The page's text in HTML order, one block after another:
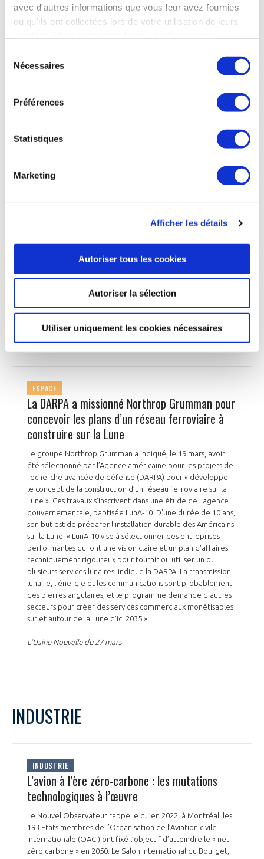
avec d'autres informations que vous leur avez fournies
ou qu'ils ont collectées lors de votre utilisation de leurs
Nécessaires
Préférences
Statistiques
Marketing
Afficher les détails
Autoriser tous les cookies
Autoriser la sélection
Utiliser uniquement les cookies nécessaires
dialogue avec Emmanuel Macron. Le président
d'Arianespace, Stéphane Israël, a précisé que la date de ce
La NASA a enregistré une accélération inédite
de la hausse du niveau des mers en 2023
hausse du niveau des mers en 2023 : 7,6 millimètres. En
comparaison, le rythme moyen sur les 5 dernières années
tendance a des racines plus profondes et devrait se
Copernicus, opéré par Eumetsat (coopération d’agences
météorologiques spatiales européennes), ont contribué à
européens (Sentinel-3A et 3B, ERS-1, 2, Envisat et CryoSat-2)
ont aussi été utilisées pour comparer la hausse pour les
océans des 2 hémisphères.
Le Figaro du 27 mars
ESPACE
La DARPA a missionné Northrop Grumman pour
concevoir les plans d’un réseau ferroviaire à
construire sur la Lune
Le groupe Northrop Grumman a indiqué, le 19 mars, avoir
été sélectionné par l’Agence américaine pour les projets de
recherche avancée de défense (DARPA) pour « développer
le concept de la construction d’un réseau ferroviaire sur la
Lune ». Ces travaux s’inscrivent dans une étude de l'agence
gouvernementale, baptisée LunA-10. D'une durée de 10 ans,
son but est de préparer l'installation durable des Américains
sur la Lune. « LunA-10 vise à sélectionner des entreprises
performantes qui ont une vision claire et un plan d'affaires
techniquement rigoureux pour fournir ou utiliser un ou
plusieurs services lunaires, indique la DARPA. La transmission
lunaire, l'énergie et les communications sont probablement
des pierres angulaires, et le programme demande d'autres
secteurs pour créer des services commerciaux monétisables
sur et autour de la Lune d'ici 2035 ».
L’Usine Nouvelle du 27 mars
INDUSTRIE
INDUSTRIE
L’avion à l’ère zéro-carbone : les mutations
technologiques à l’œuvre
Le Nouvel Observateur rappelle qu’en 2022, à Montréal, les
193 Etats membres de l’Organisation de l’Aviation civile
internationale (OACI) ont fixé l’objectif d’atteindre le « net
zéro carbone » en 2050. Le Salon International du Bourget,